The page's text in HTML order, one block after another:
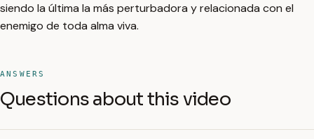
siendo la última la más perturbadora y relacionada con el
enemigo de toda alma viva.
ANSWERS
Questions about this video